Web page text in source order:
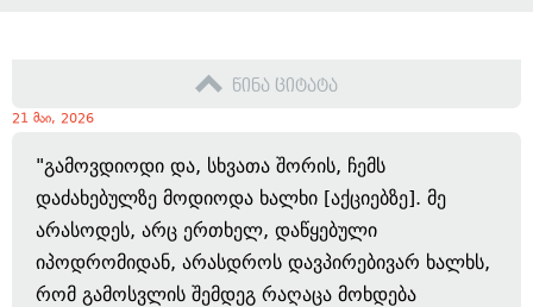
წინა ციტატა
21 მაი, 2026
"გამოვდიოდი და, სხვათა შორის, ჩემს
დაძახებულზე მოდიოდა ხალხი [აქციებზე]. მე
არასოდეს, არც ერთხელ, დაწყებული
იპოდრომიდან, არასდროს დავპირებივარ ხალხს,
რომ გამოსვლის შემდეგ რაღაცა მოხდება